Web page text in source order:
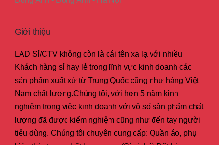
Giới thiệu
LAD Sỉ/CTV không còn là cái tên xa lạ với nhiều
Khách hàng sỉ hay lẻ trong lĩnh vực kinh doanh các
sản phẩm xuất xứ từ Trung Quốc cũng như hàng Việt
Nam chất lượng.Chúng tôi, với hơn 5 năm kinh
nghiệm trong việc kinh doanh với vô số sản phẩm chất
lượng đã được kiểm nghiệm cũng như đến tay người
tiêu dùng. Chúng tôi chuyên cung cấp: Quần áo, phụ